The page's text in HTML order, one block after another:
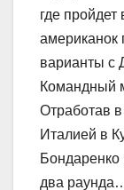
где пройдет
американок
варианты с
Командный
Отработав
Италией в
Бондаренко
два